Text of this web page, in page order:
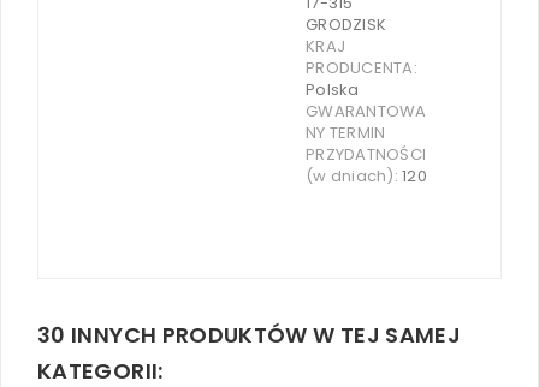
GRODZISK
KRAJ
PRODUCENTA:
Polska
GWARANTOWA
NY TERMIN
PRZYDATNOŚCI
(w dniach):120
30 INNYCH PRODUKTÓW W TEJ SAMEJ
KATEGORII: